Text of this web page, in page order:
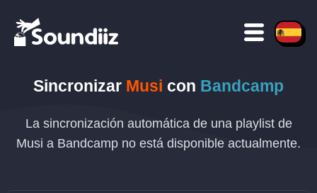
Sincronizar Musi con Bandcamp
La sincronización automática de una playlist de
Musi a Bandcamp no está disponible actualmente.